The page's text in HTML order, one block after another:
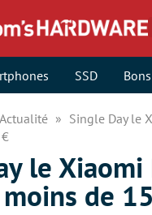
SSD
Actualité
Single Day le
le Xiaomi
de